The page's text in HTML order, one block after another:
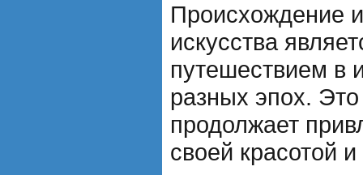
Происхождение
искусства
путешествием в
разных эпох. Это
продолжает
своей красотой